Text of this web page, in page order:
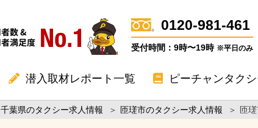
0120-981-461
受付時間：9時〜19時 ※平日のみ
潜入取材レポート一覧 ピーチャンタク
千葉県のタクシー求人情報 ＞ 匝瑳市のタクシー求人情報 ＞ 匝